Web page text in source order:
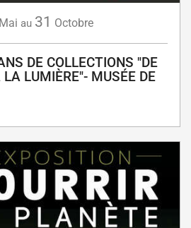
Mai au 31 Octobre
DE COLLECTIONS "DE
LUMIÈRE"- MUSÉE DE